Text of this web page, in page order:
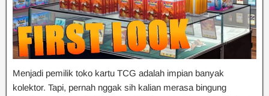
Menjadi pemilik toko kartu TCG adalah impian banyak
kolektor. Tapi, pernah nggak sih kalian merasa bingung